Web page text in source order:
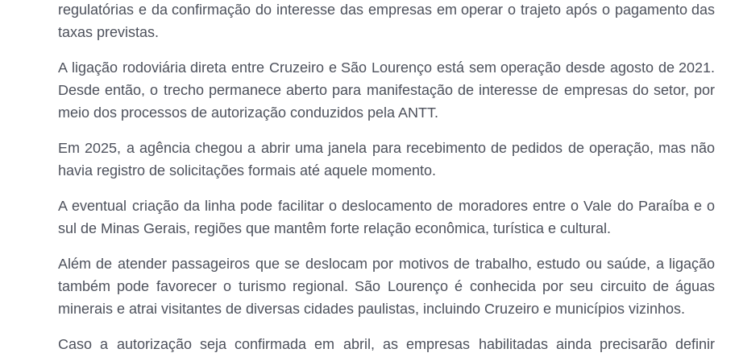
regulatórias e da confirmação do interesse das empresas em operar o trajeto após o pagamento das
taxas previstas.
A ligação rodoviária direta entre Cruzeiro e São Lourenço está sem operação desde agosto de 2021.
Desde então, o trecho permanece aberto para manifestação de interesse de empresas do setor, por
meio dos processos de autorização conduzidos pela ANTT.
Em 2025, a agência chegou a abrir uma janela para recebimento de pedidos de operação, mas não
havia registro de solicitações formais até aquele momento.
A eventual criação da linha pode facilitar o deslocamento de moradores entre o Vale do Paraíba e o
sul de Minas Gerais, regiões que mantêm forte relação econômica, turística e cultural.
Além de atender passageiros que se deslocam por motivos de trabalho, estudo ou saúde, a ligação
também pode favorecer o turismo regional. São Lourenço é conhecida por seu circuito de águas
minerais e atrai visitantes de diversas cidades paulistas, incluindo Cruzeiro e municípios vizinhos.
Caso a autorização seja confirmada em abril, as empresas habilitadas ainda precisarão definir